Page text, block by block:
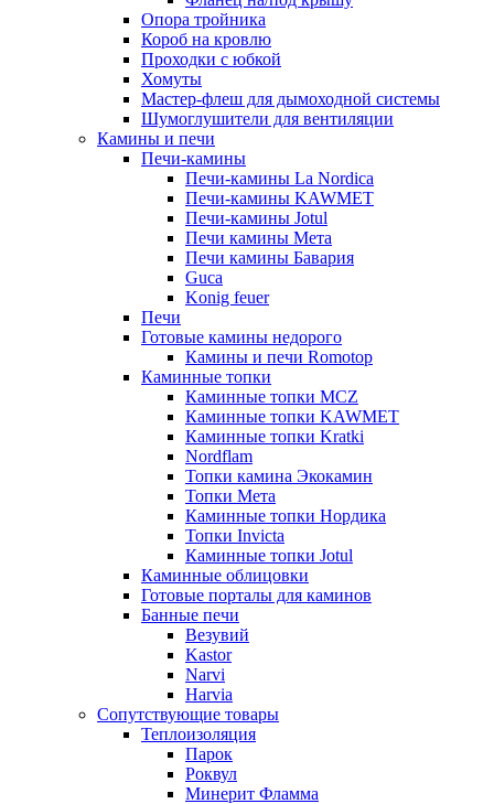
Опора тройника
Короб на кровлю
Проходки с юбкой
Хомуты
Мастер-флеш для дымоходной системы
Шумоглушители для вентиляции
Камины и печи
Печи-камины
Печи-камины La Nordica
Печи-камины KAWMET
Печи-камины Jotul
Печи камины Мета
Печи камины Бавария
Guca
Konig feuer
Печи
Готовые камины недорого
Камины и печи Romotop
Каминные топки
Каминные топки MCZ
Каминные топки KAWMET
Каминные топки Kratki
Nordflam
Топки камина Экокамин
Топки Мета
Каминные топки Нордика
Топки Invicta
Каминные топки Jotul
Каминные облицовки
Готовые порталы для каминов
Банные печи
Везувий
Kastor
Narvi
Harvia
Сопутствующие товары
Теплоизоляция
Парок
Роквул
Минерит Фламма